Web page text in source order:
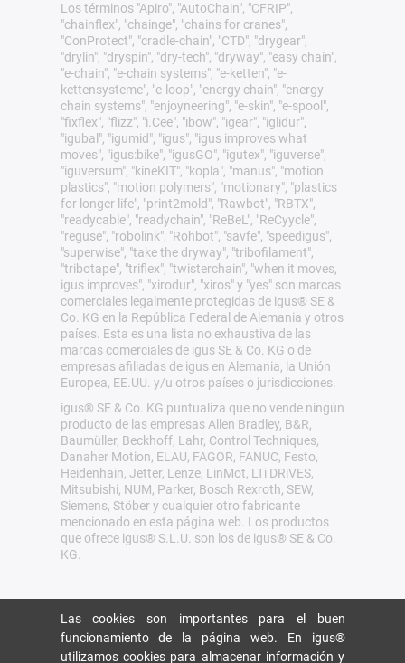
Los términos "Apiro", "AutoChain", "CFRIP",
"chainflex", "chainge", "chains for cranes",
"ConProtect", "cradle-chain", "CTD", "drygear",
"drylin", "dryspin", "dry-tech", "dryway", "easy chain",
"e-chain", "e-chain systems", "e-ketten", "e-
kettensysteme", "e-loop", "energy chain", "energy
chain systems", "enjoyneering", "e-skin", "e-spool",
"fixflex", "flizz", "i.Cee", "ibow", "igear", "iglidur",
"igubal", "igumid", "igus", "igus improves what
moves", "igus:bike", "igusGO", "igutex", "iguverse",
"iguversum", "kineKIT", "kopla", "manus", "motion
plastics", "motion polymers", "motionary", "plastics
for longer life", "print2mold", "Rawbot", "RBTX",
"readycable", "readychain", "ReBeL", "ReCyycle",
"reguse", "robolink", "Rohbot", "savfe", "speedigus",
"superwise", "take the dryway", "tribofilament",
"tribotape", "triflex", "twisterchain", "when it moves,
igus improves", "xirodur", "xiros" y "yes" son marcas
comerciales legalmente protegidas de igus® SE &
Co. KG en la República Federal de Alemania y otros
países. Esta es una lista no exhaustiva de las
marcas comerciales de igus SE & Co. KG o de
empresas afiliadas de igus en Alemania, la Unión
Europea, EE.UU. y/u otros países o jurisdicciones.
igus® SE & Co. KG puntualiza que no vende ningún
producto de las empresas Allen Bradley, B&R,
Baumüller, Beckhoff, Lahr, Control Techniques,
Danaher Motion, ELAU, FAGOR, FANUC, Festo,
Heidenhain, Jetter, Lenze, LinMot, LTi DRiVES,
Mitsubishi, NUM, Parker, Bosch Rexroth, SEW,
Siemens, Stöber y cualquier otro fabricante
mencionado en esta página web. Los productos
que ofrece igus® S.L.U. son los de igus® SE & Co.
KG.
Las cookies son importantes para el buen
funcionamiento de la página web. En igus®
utilizamos cookies para almacenar información y